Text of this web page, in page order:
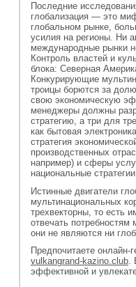
Последние
глобализация — это
глобальном рынке,
усилия на регионы. Ни
международные рынки
Контроль властей и
блока: Северная
Конкурирующие
троицы борются за
свою экономическую
менеджеры должны
стратегию, а три для
как бытовая
стратегия
производственных
например) и сферы
национальные
Истинные двигатели
мультинациональных
трехвекторны, то есть
отвечать потребностям
они не являются ни
Предпочитаете онлайн-
vulkangrand-kazino.club.
эффективной и